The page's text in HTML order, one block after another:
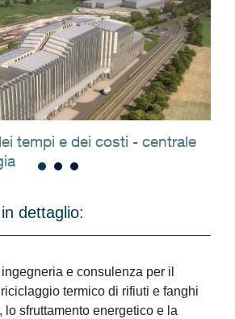
tempi e dei costi - centrale
dettaglio:
e consulenza per il
termico di rifiuti e fanghi
lo sfruttamento energetico e la